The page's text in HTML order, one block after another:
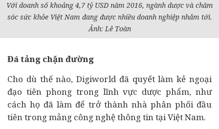
Với doanh số khoảng 4,7 tỷ USD năm 2016, ngành dược và chăm
sóc sức khỏe Việt Nam đang được nhiều doanh nghiệpnhắm tới.
Ảnh: Lê Toàn
Đá tảng chặn đường
Cho dù thế nào, Digiworld đã quyết làm kẻ ngoại
đạo tiên phong trong lĩnh vực dược phẩm, như
cách họ đã làm để trở thành nhà phân phối đầu
tiên trong mảng công nghệ thông tin tại Việt Nam.